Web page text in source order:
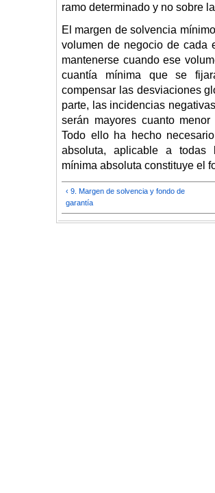
ramo determinado y no sobre
El margen de solvencia
volumen de negocio de cada
mantenerse cuando ese
cuantía mínima que se
compensar las desviaciones
parte, las incidencias
serán mayores cuanto
Todo ello ha hecho
absoluta, aplicable a todas
mínima absoluta constituye el
‹ 9. Margen de solvencia y fondo de
garantía